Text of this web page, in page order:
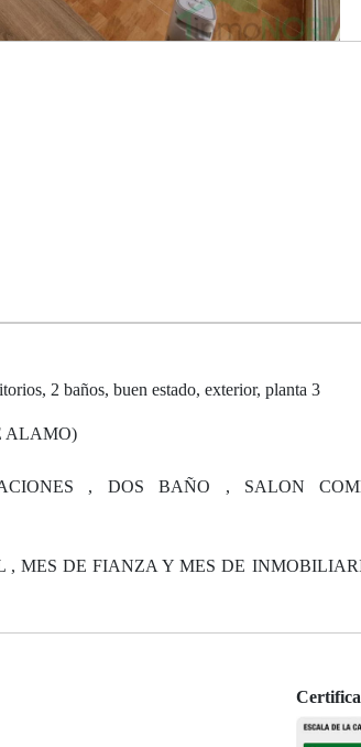
2 baños, buen estado, exterior, planta 3
ALAMO)
, DOS BAÑO , SALON
, MES DE FIANZA Y MES DE